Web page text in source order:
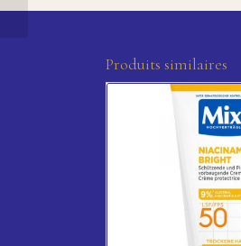
Produits similaires